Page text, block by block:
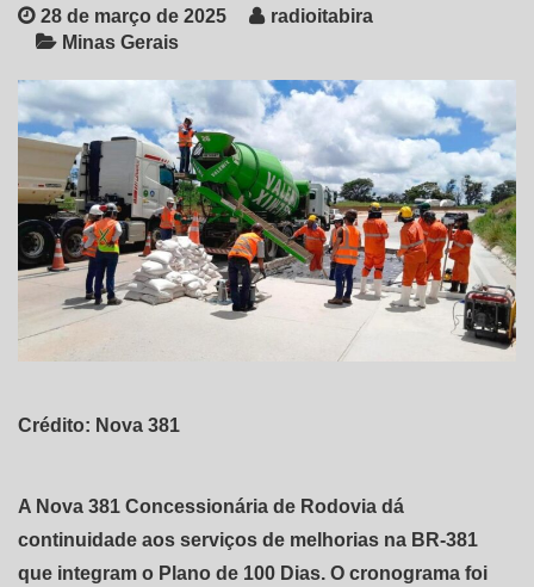
28 de março de 2025
radioitabira
Minas Gerais
Crédito: Nova 381
A Nova 381 Concessionária de Rodovia dá
continuidade aos serviços de melhorias na BR-381
que integram o Plano de 100 Dias. O cronograma foi